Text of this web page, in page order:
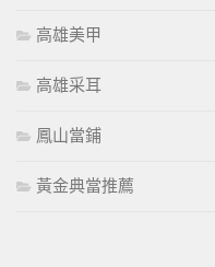
高雄美甲
高雄采耳
鳳山當鋪
黃金典當推薦